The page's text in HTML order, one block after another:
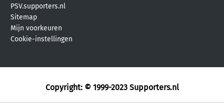
PSV.supporters.nl
Sitemap
Mijn voorkeuren
Cookie-instellingen
Copyright: © 1999-2023 Supporters.nl